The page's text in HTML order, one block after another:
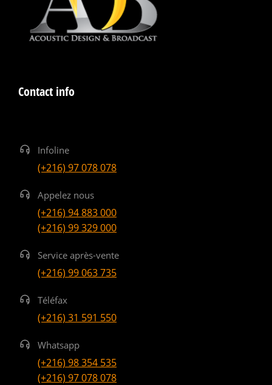
Contact info
Infoline
(+216) 97 078 078
Appelez nous
(+216) 94 883 000
(+216) 99 329 000
Service après-vente
(+216) 99 063 735
Téléfax
(+216) 31 591 550
Whatsapp
(+216) 98 354 535
(+216) 97 078 078